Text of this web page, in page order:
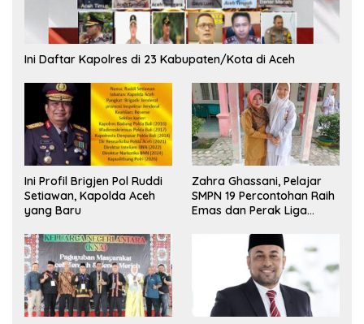
Ini Daftar Kapolres di 23 Kabupaten/Kota di Aceh
Ini Profil Brigjen Pol Ruddi
Setiawan, Kapolda Aceh
yang Baru
Zahra Ghassani, Pelajar
SMPN 19 Percontohan Raih
Emas dan Perak Liga